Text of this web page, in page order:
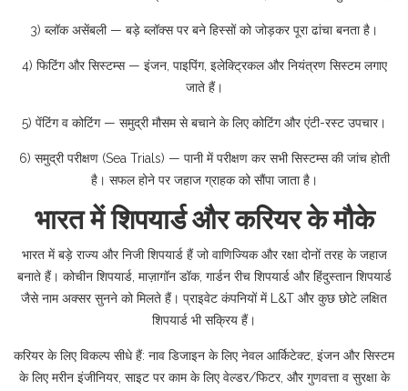
3) ब्लॉक असेंबली — बड़े ब्लॉक्स पर बने हिस्सों को जोड़कर पूरा ढांचा बनता है।
4) फिटिंग और सिस्टम्स — इंजन, पाइपिंग, इलेक्ट्रिकल और नियंत्रण सिस्टम लगाए
जाते हैं।
5) पेंटिंग व कोटिंग — समुद्री मौसम से बचाने के लिए कोटिंग और एंटी-रस्ट उपचार।
6) समुद्री परीक्षण (Sea Trials) — पानी में परीक्षण कर सभी सिस्टम्स की जांच होती
है। सफल होने पर जहाज ग्राहक को सौंपा जाता है।
भारत में शिपयार्ड और करियर के मौके
भारत में बड़े राज्य और निजी शिपयार्ड हैं जो वाणिज्यिक और रक्षा दोनों तरह के जहाज
बनाते हैं। कोचीन शिपयार्ड, माज़ागॉन डॉक, गार्डन रीच शिपयार्ड और हिंदुस्तान शिपयार्ड
जैसे नाम अक्सर सुनने को मिलते हैं। प्राइवेट कंपनियों में L&T और कुछ छोटे लक्षित
शिपयार्ड भी सक्रिय हैं।
करियर के लिए विकल्प सीधे हैं: नाव डिजाइन के लिए नेवल आर्किटेक्ट, इंजन और सिस्टम
के लिए मरीन इंजीनियर, साइट पर काम के लिए वेल्डर/फिटर, और गुणवत्ता व सुरक्षा के